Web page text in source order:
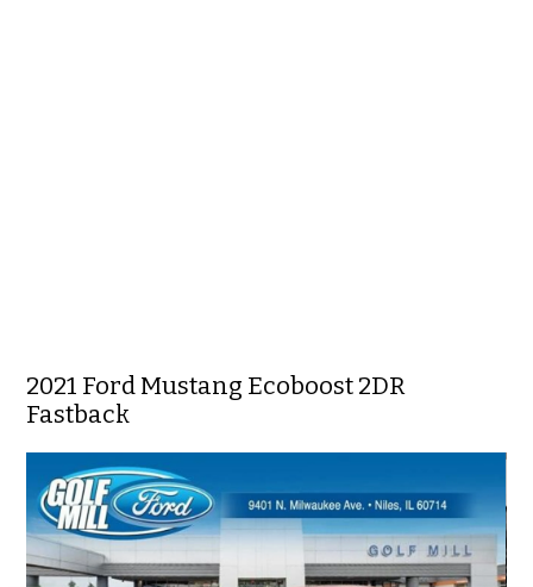
2021 Ford Mustang Ecoboost 2DR
Fastback